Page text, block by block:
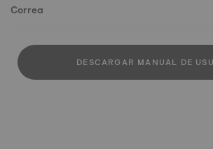
Correa
DESCARGAR MANUAL DE